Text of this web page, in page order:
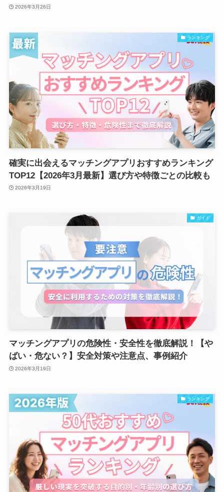
2026年3月26日
ランキング
確実に出会えるマッチングアプリおすすめランキング
TOP12【2026年3月最新】選び方や特徴ごとの比較も
2026年3月19日
ガイド
マッチングアプリの危険性・安全性を徹底解説！【や
ばい・危ない？】安全対策や注意点、事例紹介
2026年3月19日
ランキング